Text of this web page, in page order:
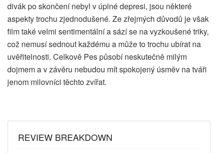
divák po skončení nebyl v úplné depresi, jsou některé
aspekty trochu zjednodušené. Ze zřejmých důvodů je však
film také velmi sentimentální a sází se na vyzkoušené triky,
což nemusí sednout každému a může to trochu ubírat na
uvěřitelnosti. Celkově Pes působí neskutečně milým
dojmem a v závěru nebudou mít spokojený úsměv na tváři
jenom milovníci těchto zvířat.
REVIEW BREAKDOWN